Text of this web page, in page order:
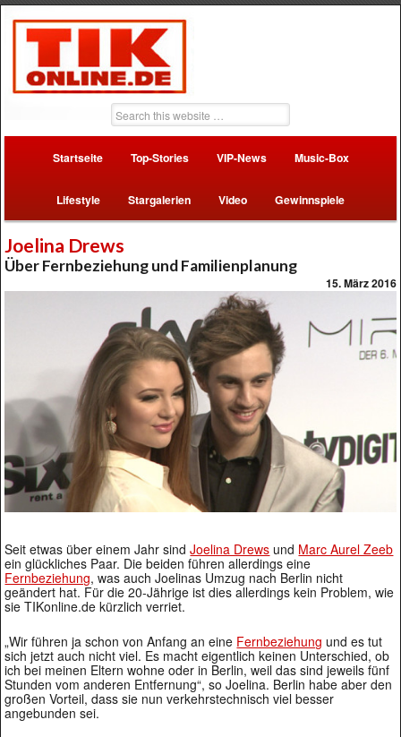
Startseite Top-Stories VIP-News Music-Box
Lifestyle Stargalerien Video Gewinnspiele
Joelina Drews
Über Fernbeziehung und Familienplanung
15. März 2016
Seit etwas über einem Jahr sindJoelina Drews und Marc Aurel Zeeb
ein glückliches Paar. Die beiden führen allerdings eine
Fernbeziehung, was auch Joelinas Umzug nach Berlin nicht
geändert hat. Für die 20-Jährige ist dies allerdings kein Problem, wie
sie TIKonline.de kürzlich verriet.
„Wir führen ja schon von Anfang an eine Fernbeziehung und es tut
sich jetzt auch nicht viel. Es macht eigentlich keinen Unterschied, ob
ich bei meinen Eltern wohne oder in Berlin, weil das sind jeweils fünf
Stunden vom anderen Entfernung“, so Joelina. Berlin habe aber den
großen Vorteil, dass sie nun verkehrstechnisch viel besser
angebunden sei.